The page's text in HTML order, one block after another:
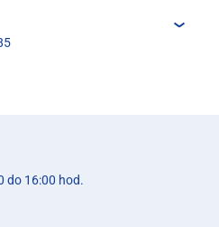
do 16:00 hod.